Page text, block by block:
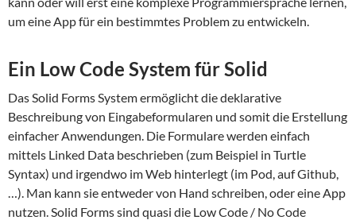
um eine App für ein bestimmtes Problem zu entwickeln.
Ein Low Code System für Solid
Das Solid Forms System ermöglicht die deklarative
Beschreibung von Eingabeformularen und somit die Erstellung
einfacher Anwendungen. Die Formulare werden einfach
mittels Linked Data beschrieben (zum Beispiel in Turtle
Syntax) und irgendwo im Web hinterlegt (im Pod, auf Github,
…). Man kann sie entweder von Hand schreiben, oder eine App
nutzen. Solid Forms sind quasi die Low Code / No Code